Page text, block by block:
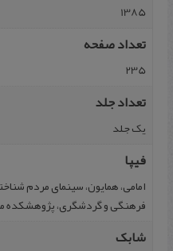
1385
تعداد صفحه
235
تعداد جلد
یک جلد
فیپا
امامی، همایون، سینمای مردم
فرهنگی و گردشگری، پژوهشکده مردم
شابک